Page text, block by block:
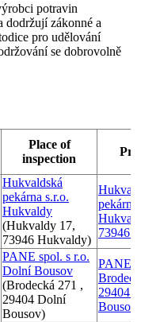
potravin
dodržují zákonné a
pro udělování
se dobrovolně
Place of
inspection
Hukvaldská
pekárna s.r.o.
Hukvaldy
(Hukvaldy 17,
73946 Hukvaldy)
pekárna
73946
PANE spol. s r.o.
Dolní Bousov
(Brodecká 271 ,
29404 Dolní
Bousov)
PANE
29404
Bousov